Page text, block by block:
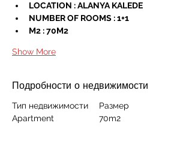
LOCATION : ALANYA KALEDE
NUMBER OF ROOMS : 1+1
M2 : 70M2
Show More
Подробности о недвижимости
Тип недвижимости
Apartment
Размер
70m2